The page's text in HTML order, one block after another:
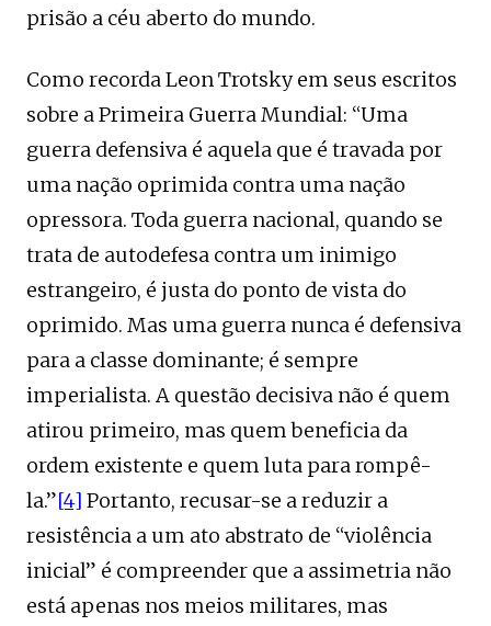
prisão a céu aberto do mundo.
Como recorda Leon Trotsky em seus escritos
sobre a Primeira Guerra Mundial: “Uma
guerra defensiva é aquela que é travada por
uma nação oprimida contra uma nação
opressora. Toda guerra nacional, quando se
trata de autodefesa contra um inimigo
estrangeiro, é justa do ponto de vista do
oprimido. Mas uma guerra nunca é defensiva
para a classe dominante; é sempre
imperialista. A questão decisiva não é quem
atirou primeiro, mas quem beneficia da
ordem existente e quem luta para rompê-
la.”[4] Portanto, recusar-se a reduzir a
resistência a um ato abstrato de “violência
inicial” é compreender que a assimetria não
está apenas nos meios militares, mas